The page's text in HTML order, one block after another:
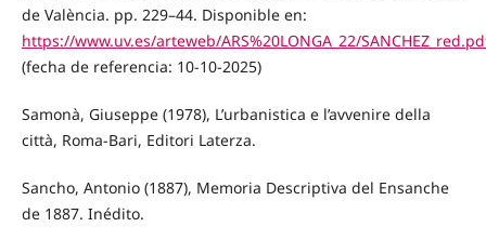
de València. pp. 229–44. Disponible en:
https://www.uv.es/arteweb/ARS%20LONGA_22/
(fecha de referencia: 10-10-2025)
Samonà, Giuseppe (1978), L’urbanistica e l’avvenire della
città, Roma-Bari, Editori Laterza.
Sancho, Antonio (1887), Memoria Descriptiva del Ensanche
de 1887. Inédito.